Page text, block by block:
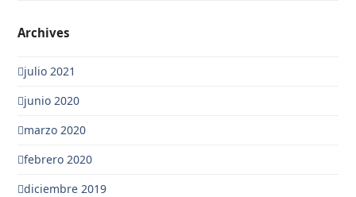
Archives
julio 2021
junio 2020
marzo 2020
febrero 2020
diciembre 2019